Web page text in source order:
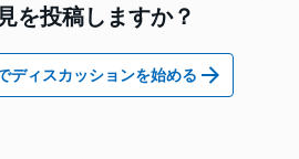
を投稿しますか？
ィスカッションを始める